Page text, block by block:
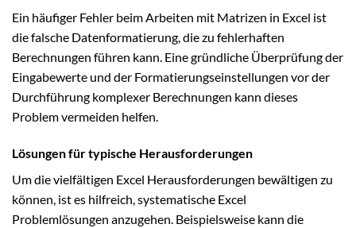
Ein häufiger Fehler beim Arbeiten mit Matrizen in Excel ist
die falsche Datenformatierung, die zu fehlerhaften
Berechnungen führen kann. Eine gründliche Überprüfung der
Eingabewerte und der Formatierungseinstellungen vor der
Durchführung komplexer Berechnungen kann dieses
Problem vermeiden helfen.
Lösungen für typische Herausforderungen
Um die vielfältigen Excel Herausforderungen bewältigen zu
können, ist es hilfreich, systematische Excel
Problemlösungen anzugehen. Beispielsweise kann die